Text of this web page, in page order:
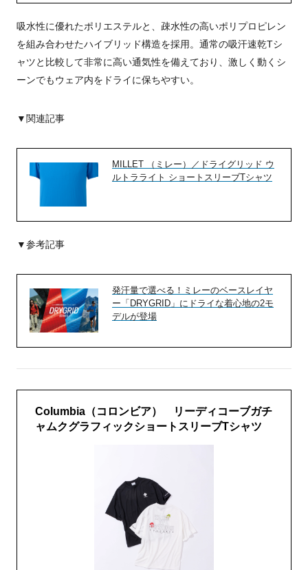
吸水性に優れたポリエステルと、疎水性の高いポリプロピレン
を組み合わせたハイブリッド構造を採用。通常の吸汗速乾Tシ
ャツと比較して非常に高い通気性を備えており、激しく動くシ
ーンでもウェア内をドライに保ちやすい。
▼関連記事
MILLET （ミレー）／ドライグリッド ウ
ルトラライト ショートスリーブTシャツ
▼参考記事
発汗量で選べる！ミレーのベースレイヤ
ー「DRYGRID」にドライな着心地の2モ
デルが登場
Columbia（コロンビア） リーディコーブガチ
ャムクグラフィックショートスリーブTシャツ